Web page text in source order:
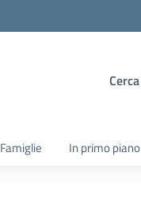
Cerca
Famiglie In primo piano